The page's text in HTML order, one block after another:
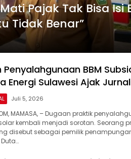
Pajak Tak Bisa Isi
Tidak Benar”
BBM
Energi Sulawesi Ajak
Juli 5, 2026
MAMASA, – Dugaan praktik
kembali menjadi sorotan. Seorang
disebut sebagai pemilik